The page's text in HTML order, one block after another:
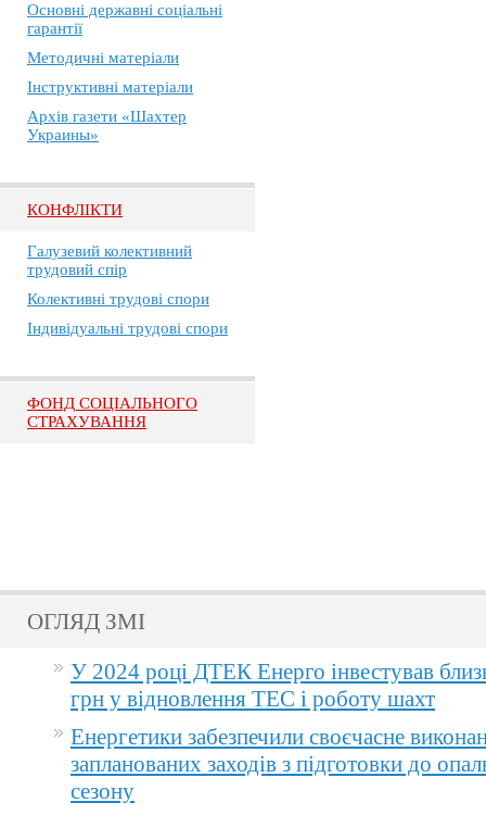
Основні державні соціальні
гарантії
Методичні матеріали
Інструктивні матеріали
Архів газети «Шахтер
Украины»
КОНФЛІКТИ
Галузевий колективний
трудовий спір
Колективні трудові спори
Індивідуальні трудові спори
ФОНД СОЦІАЛЬНОГО
СТРАХУВАННЯ
ОГЛЯД ЗМІ
У 2024 році ДТЕК Енерго інвестував
грн у відновлення ТЕС і роботу шахт
Енергетики забезпечили своєчасне
запланованих заходів з підготовки до
сезону